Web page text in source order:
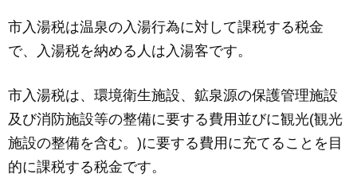
c
e
b
o
o
k
ail ss
e
n
g
er
e
市入湯税は温泉の入湯行為に対して課税する税金
で、入湯税を納める人は入湯客です。
市入湯税は、環境衛生施設、鉱泉源の保護管理施設
及び消防施設等の整備に要する費用並びに観光(観光
施設の整備を含む。)に要する費用に充てることを目
的に課税する税金です。